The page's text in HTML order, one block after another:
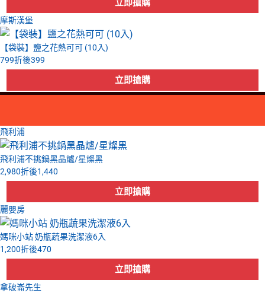
摩斯漢堡
【袋裝】鹽之花熱可可 (10入)
799折後399
飛利浦
飛利浦不挑鍋黑晶爐/星燦黑
2,980折後1,440
麗嬰房
媽咪小站 奶瓶蔬果洗潔液6入
1,200折後470
拿破崙先生